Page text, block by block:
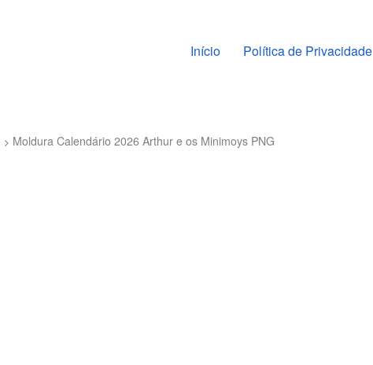
Pular para o conteúdo
Início Política de Privacidade
Moldura Calendário 2026 Arthur e os Minimoys PNG